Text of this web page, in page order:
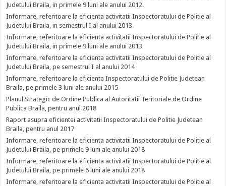
Judetului Braila, in primele 9 luni ale anului 2012.
Informare, referitoare la eficienta activitatii Inspectoratului de Politie al
Judetului Braila, in semestrul I al anului 2013.
Informare, referitoare la eficienta activitatii Inspectoratului de Politie al
Judetului Braila, in primele 9 luni ale anului 2013
Informare, referitoare la eficienta activitatii Inspectoratului de Politie al
Judetului Braila, pe semestrul I al anului 2014
Informare, referitoare la eficienta Inspectoratului de Politie Judetean
Braila, pe primele 3 luni ale anului 2015
Planul Strategic de Ordine Publica al Autoritatii Teritoriale de Ordine
Publica Braila, pentru anul 2018
Raport asupra eficientei activitatii Inspectoratului de Politie Judetean
Braila, pentru anul 2017
Informare, referitoare la eficienta activitatii Inspectoratului de Politie al
Judetului Braila, pe primele 9 luni ale anului 2018
Informare, referitoare la eficienta activitatii Inspectoratului de Politie al
Judetului Braila, pe primele 6 luni ale anului 2018
Informare, referitoare la eficienta activitatii Inspectoratului de Politie al